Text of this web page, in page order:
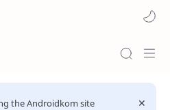
the Androidkom site